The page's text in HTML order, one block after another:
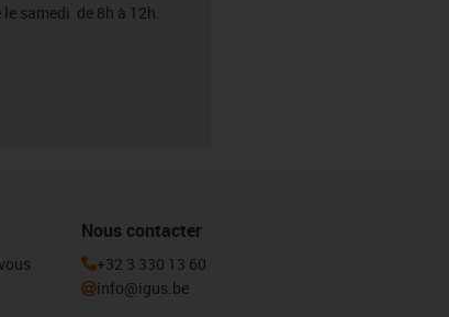
samedi de 8h à 12h.
Nous contacter
+32 3 330 13 60
info@igus.be